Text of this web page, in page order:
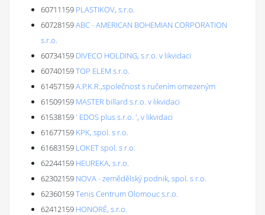
60711159 PLASTIKOV, s.r.o.
60728159ABC - AMERICAN BOHEMIAN CORPORATION
s.r.o.
60734159 DIVECO HOLDING, s.r.o. v likvidaci
60740159TOP ELEM s.r.o.
61457159A.P.K.R.,společnost s ručením omezeným
61509159 MASTER billard s.r.o. v likvidaci
61538159' EDOS plus s.r.o. ', v likvidaci
61677159 KPK, spol. s r.o.
61683159 LOKET spol. s r.o.
62244159 HEUREKA, s.r.o.
62302159 NOVA - zemědělský podnik, spol. s r.o.
62360159Tenis Centrum Olomouc s.r.o.
62412159 HONORÉ, s.r.o.